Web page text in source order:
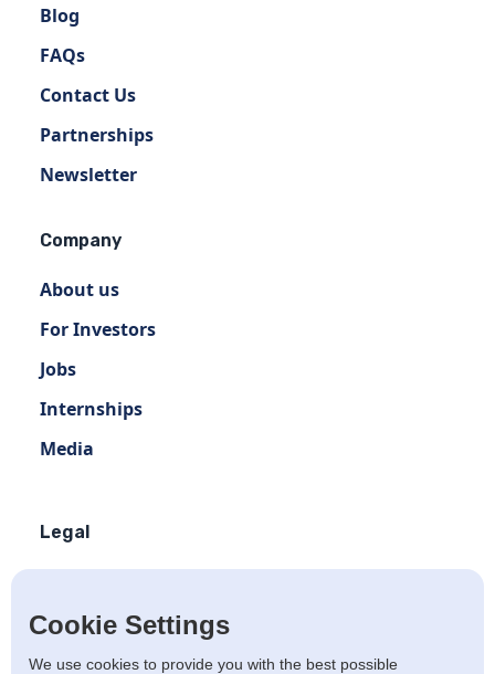
Blog
FAQs
Contact Us
Partnerships
Newsletter
Company
About us
For Investors
Jobs
Internships
Media
Legal
Privacy policy
Terms of use Distribution
Cookie Settings
We use cookies to provide you with the best possible